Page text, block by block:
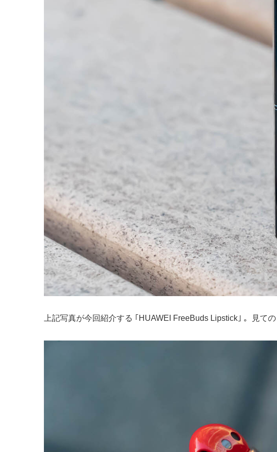
上記写真が今回紹介する ｢HUAWEI FreeBuds Lipstick｣ 。見て